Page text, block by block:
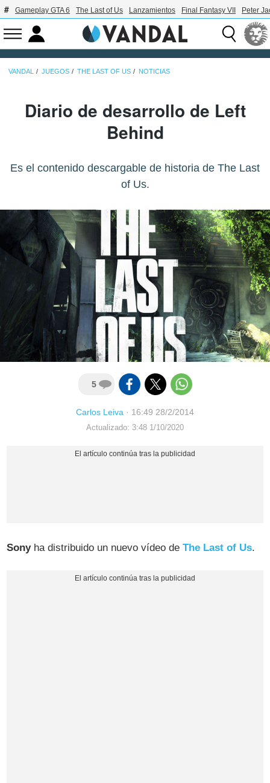
Gameplay GTA 6 The Last of Us Lanzamientos Final Fantasy VII Peter
VANDAL JUEGOS THE LAST OF US NOTICIAS
Diario de desarrollo de Left
Behind
Es el contenido descargable de historia de The Last
of Us.
5
Carlos Leiva · 16:49 28/2/2014
Actualizado: 3:48 1/10/2020
Sonyha distribuido un nuevo vídeo deThe Last of Us.